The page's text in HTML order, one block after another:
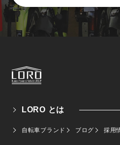
LORO とは
自転車ブランド ブログ 採用